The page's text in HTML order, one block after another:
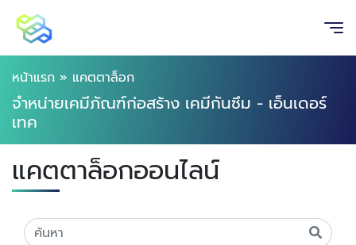
หน้าแรก » แคตตาล็อก
จำหน่ายเคมีภัณฑ์ก่อสร้าง เคมีกันซึม - เอ็นเดอร์
เทค
แคตตาล็อกออนไลน์